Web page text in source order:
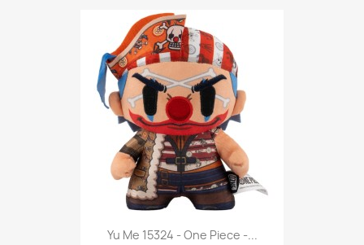
Anteprima
Yu Me 15324 - One Piece -...